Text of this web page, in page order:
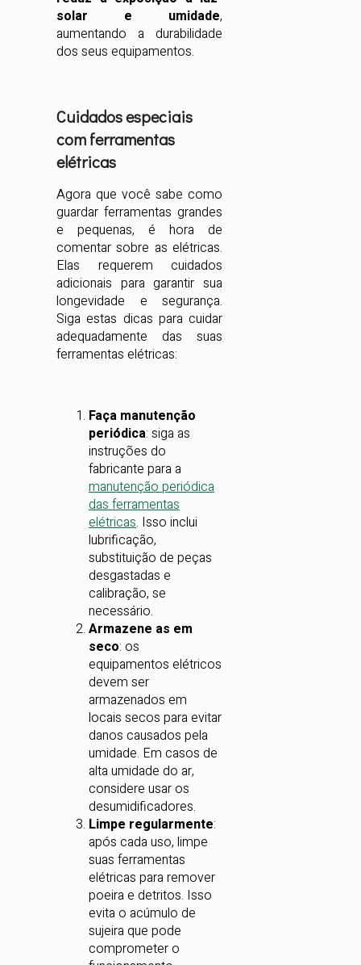
solar e umidade,
aumentando a durabilidade
dos seus equipamentos.
Cuidados especiais
com ferramentas
elétricas
Agora que você sabe como
guardar ferramentas grandes
e pequenas, é hora de
comentar sobre as elétricas.
Elas requerem cuidados
adicionais para garantir sua
longevidade e segurança.
Siga estas dicas para cuidar
adequadamente das suas
ferramentas elétricas:
Faça manutenção
periódica: siga as
instruções do
fabricante para a
manutenção periódica
das ferramentas
elétricas. Isso inclui
lubrificação,
substituição de peças
desgastadas e
calibração, se
necessário.
Armazene as em
seco: os
equipamentos elétricos
devem ser
armazenados em
locais secos para evitar
danos causados pela
umidade. Em casos de
alta umidade do ar,
considere usar os
desumidificadores.
Limpe regularmente:
após cada uso, limpe
suas ferramentas
elétricas para remover
poeira e detritos. Isso
evita o acúmulo de
sujeira que pode
comprometer o